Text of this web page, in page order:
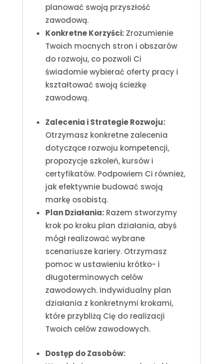
planować swoją przyszłość
zawodową.
Konkretne Korzyści:Zrozumienie
Twoich mocnych stron i obszarów
do rozwoju, co pozwoli Ci
świadomie wybierać oferty pracy i
kształtować swoją ścieżkę
zawodową.
Zalecenia i Strategie Rozwoju:
Otrzymasz konkretne zalecenia
dotyczące rozwoju kompetencji,
propozycje szkoleń, kursów i
certyfikatów. Podpowiem Ci również,
jak efektywnie budować swoją
markę osobistą.
Plan Działania:Razem stworzymy
krok po kroku plan działania, abyś
mógł realizować wybrane
scenariusze kariery. Otrzymasz
pomoc w ustawieniu krótko- i
długoterminowych celów
zawodowych. Indywidualny plan
działania z konkretnymi krokami,
które przybliżą Cię do realizacji
Twoich celów zawodowych.
Dostęp do Zasobów: